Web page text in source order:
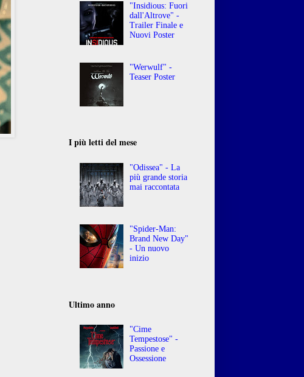
"Insidious: Fuori
dall'Altrove" -
Trailer Finale e
Nuovi Poster
"Werwulf" -
Teaser Poster
I più letti del mese
"Odissea" - La
più grande storia
mai raccontata
"Spider-Man:
Brand New Day"
- Un nuovo
inizio
Ultimo anno
"Cime
Tempestose" -
Passione e
Ossessione